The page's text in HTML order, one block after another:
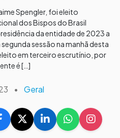
Spengler, foi eleito
dos Bispos do Brasil
da entidade de 2023 a
sessão na manhã desta
em terceiro escrutínio, por
é […]
• Geral